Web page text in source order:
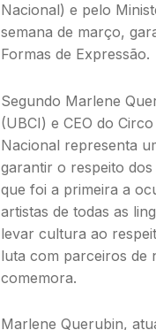
Nacional) e pelo
semana de março,
Formas de Expressão.
Segundo Marlene
(UBCI) e CEO do
Nacional representa
garantir o respeito
que foi a primeira a
artistas de todas as
levar cultura ao
luta com parceiros de
comemora.
Marlene Querubin,